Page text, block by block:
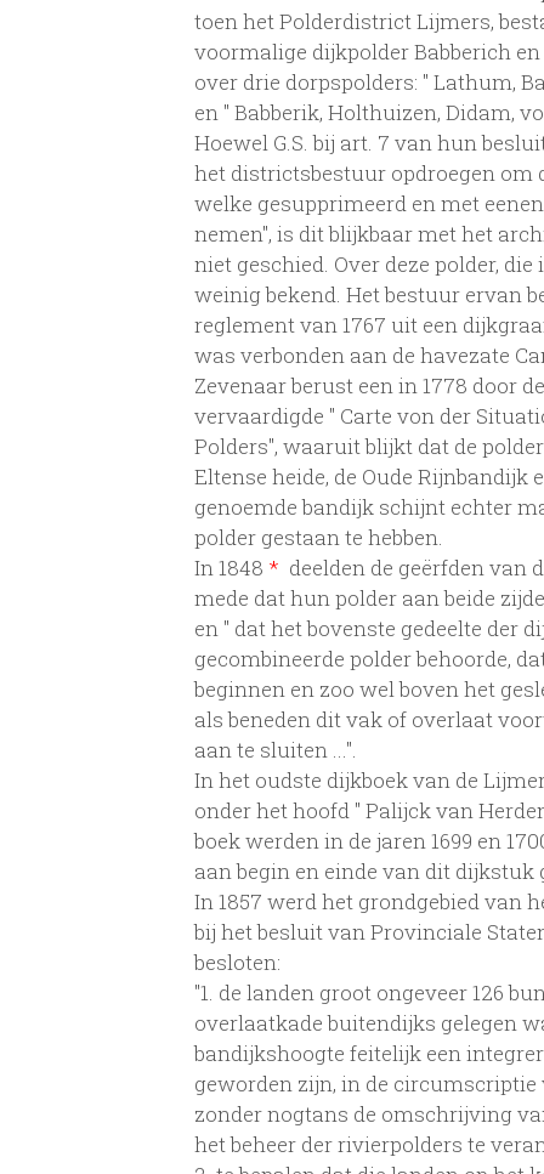
toen het Polderdistrict Lijmers,
voormalige dijkpolder Babberich
over drie dorpspolders: " Lathum,
en " Babberik, Holthuizen, Didam,
Hoewel G.S. bij art. 7 van hun
het districtsbestuur opdroegen om
welke gesupprimeerd en met
nemen", is dit blijkbaar met het
niet geschied. Over deze polder,
weinig bekend. Het bestuur ervan
reglement van 1767 uit een
was verbonden aan de havezate
Zevenaar berust een in 1778 door
vervaardigde " Carte von der
Polders", waaruit blijkt dat de
Eltense heide, de Oude Rijnbandijk
genoemde bandijk schijnt echter
polder gestaan te hebben.
In 1848 * deelden de geërfden van
mede dat hun polder aan beide
en " dat het bovenste gedeelte der
gecombineerde polder behoorde,
beginnen en zoo wel boven het
als beneden dit vak of overlaat
aan te sluiten ...".
In het oudste dijkboek van de
onder het hoofd " Palijck van
boek werden in de jaren 1699 en
aan begin en einde van dit dijkstuk
In 1857 werd het grondgebied van
bij het besluit van Provinciale
besloten:
"1. de landen groot ongeveer 126
overlaatkade buitendijks gelegen
bandijkshoogte feitelijk een
geworden zijn, in de
zonder nogtans de omschrijving
het beheer der rivierpolders te